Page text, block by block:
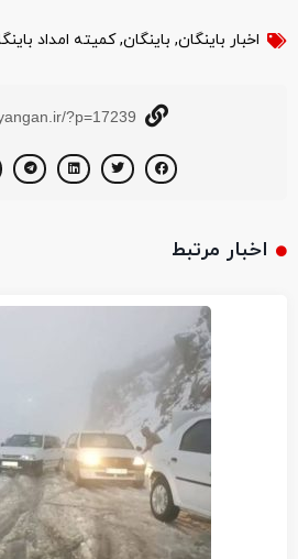
اخبار باینگان, باینگان,کمیته امداد
?p=17239
اخبار مرتبط